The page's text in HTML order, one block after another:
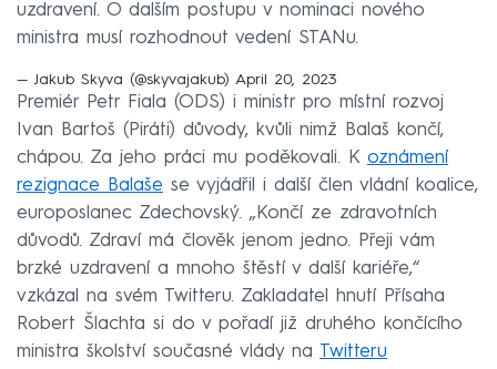
uzdravení. O dalším postupu v nominaci nového
ministra musí rozhodnout vedení STANu.
— Jakub Skyva (@skyvajakub) April 20, 2023
Premiér Petr Fiala (ODS) i ministr pro místní rozvoj
Ivan Bartoš (Piráti) důvody, kvůli nimž Balaš končí,
chápou. Za jeho práci mu poděkovali. K oznámení
rezignace Balaše se vyjádřil i další člen vládní koalice,
europoslanec Zdechovský. „Končí ze zdravotních
důvodů. Zdraví má člověk jenom jedno. Přeji vám
brzké uzdravení a mnoho štěstí v další kariéře,“
vzkázal na svém Twitteru. Zakladatel hnutí Přísaha
Robert Šlachta si do v pořadí již druhého končícího
ministra školství současné vlády na Twitteru